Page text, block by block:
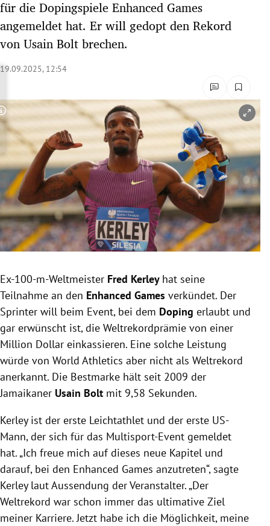
Untermenü
Untermenü
Untermenü
Untermenü
Untermenü
Untermenü
Untermenü
Untermenü
Untermenü
Untermenü
für die Dopingspiele Enhanced Games
angemeldet hat. Er will gedopt den Rekord
von Usain Bolt brechen.
19.09.2025, 12:54
Copyright-Hinweis öffnen/schließen
Ex-100-m-Weltmeister Fred Kerley hat seine
Teilnahme an den Enhanced Games verkündet. Der
Sprinter will beim Event, bei dem Doping erlaubt und
gar erwünscht ist, die Weltrekordprämie von einer
Million Dollar einkassieren. Eine solche Leistung
würde von World Athletics aber nicht als Weltrekord
anerkannt. Die Bestmarke hält seit 2009 der
Jamaikaner Usain Bolt mit 9,58 Sekunden.
Kerley ist der erste Leichtathlet und der erste US-
Mann, der sich für das Multisport-Event gemeldet
hat. „Ich freue mich auf dieses neue Kapitel und
darauf, bei den Enhanced Games anzutreten“, sagte
Kerley laut Aussendung der Veranstalter. „Der
Weltrekord war schon immer das ultimative Ziel
meiner Karriere. Jetzt habe ich die Möglichkeit, meine